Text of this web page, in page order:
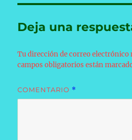
Deja una
Tu dirección de correo electrónico
campos obligatorios están
COMENTARIO *